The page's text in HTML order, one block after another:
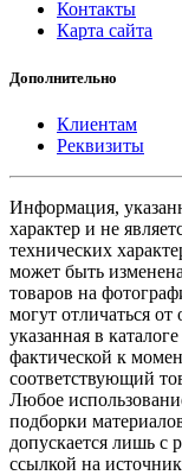
Контакты
Карта сайта
Дополнительно
Клиентам
Реквизиты
Информация,
характер и не
технических
может быть
товаров на
могут отличаться
указанная в
фактической к
соответствующий
Любое
подборки
допускается лишь с
ссылкой на